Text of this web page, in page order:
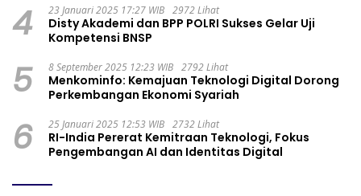
4 23 Januari 2025 17:27 WIB 2972 Lihat
Disty Akademi dan BPP POLRI Sukses Gelar Uji
Kompetensi BNSP
5 8 September 2025 12:23 WIB 2792 Lihat
Menkominfo: Kemajuan Teknologi Digital Dorong
Perkembangan Ekonomi Syariah
6 25 Januari 2025 12:53 WIB 2732 Lihat
RI-India Pererat Kemitraan Teknologi, Fokus
Pengembangan AI dan Identitas Digital